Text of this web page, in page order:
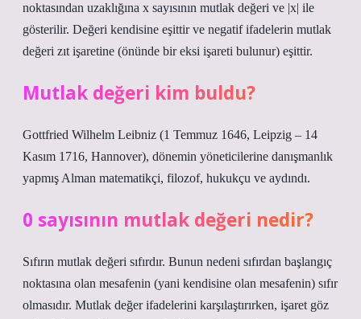
noktasından uzaklığına x sayısının mutlak değeri ve |x| ile
gösterilir. Değeri kendisine eşittir ve negatif ifadelerin mutlak
değeri zıt işaretine (önünde bir eksi işareti bulunur) eşittir.
Mutlak değeri kim buldu?
Gottfried Wilhelm Leibniz (1 Temmuz 1646, Leipzig – 14
Kasım 1716, Hannover), dönemin yöneticilerine danışmanlık
yapmış Alman matematikçi, filozof, hukukçu ve aydındı.
0 sayısının mutlak değeri nedir?
Sıfırın mutlak değeri sıfırdır. Bunun nedeni sıfırdan başlangıç ​​
noktasına olan mesafenin (yani kendisine olan mesafenin) sıfır
olmasıdır. Mutlak değer ifadelerini karşılaştırırken, işaret göz